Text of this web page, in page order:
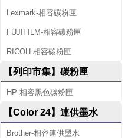
Lexmark-相容碳粉匣
FUJIFILM-相容碳粉匣
RICOH-相容碳粉匣
【列印市集】碳粉匣
HP-相容黑色碳粉匣
【Color 24】連供墨水
Brother-相容連供墨水